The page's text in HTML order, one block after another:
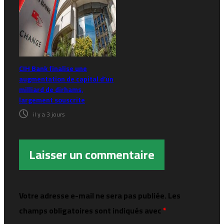
CIH Bank finalise une
augmentation de capital d’un
milliard de dirhams,
largement souscrite
il y a 3 jours
Laisser un commentaire
Votre adresse e-mail ne sera pas publiée.Les
champs obligatoires sont indiqués avec*